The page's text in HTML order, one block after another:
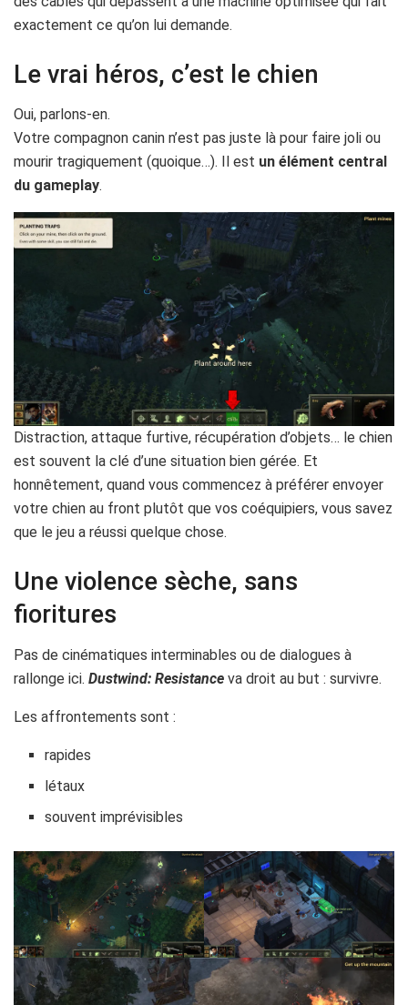
exactement ce qu’on lui demande.
Le vrai héros, c’est le chien
Oui, parlons-en.
Votre compagnon canin n’est pas juste là pour faire joli ou
mourir tragiquement (quoique…). Il est un élément central
du gameplay.
Distraction, attaque furtive, récupération d’objets… le chien
est souvent la clé d’une situation bien gérée. Et
honnêtement, quand vous commencez à préférer envoyer
votre chien au front plutôt que vos coéquipiers, vous savez
que le jeu a réussi quelque chose.
Une violence sèche, sans
fioritures
Pas de cinématiques interminables ou de dialogues à
rallonge ici. Dustwind: Resistance va droit au but : survivre.
Les affrontements sont :
rapides
létaux
souvent imprévisibles